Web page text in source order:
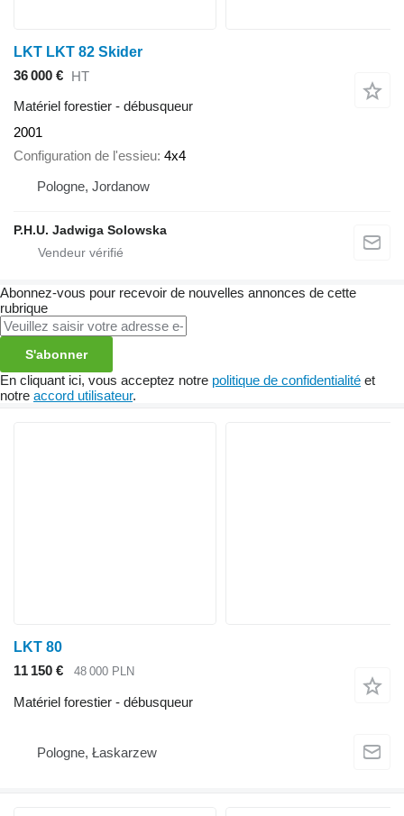
LKT LKT 82 Skider
36 000 € HT
Matériel forestier - débusqueur
2001
Configuration de l'essieu 4x4
Pologne, Jordanow
P.H.U. Jadwiga Solowska
Abonnez-vous pour recevoir de nouvelles annonces de cette
rubrique
S'abonner
En cliquant ici, vous acceptez notre politique de confidentialité et
notre accord utilisateur.
LKT 80
11 150 €
48 000 PLN
Matériel forestier - débusqueur
Pologne, Łaskarzew